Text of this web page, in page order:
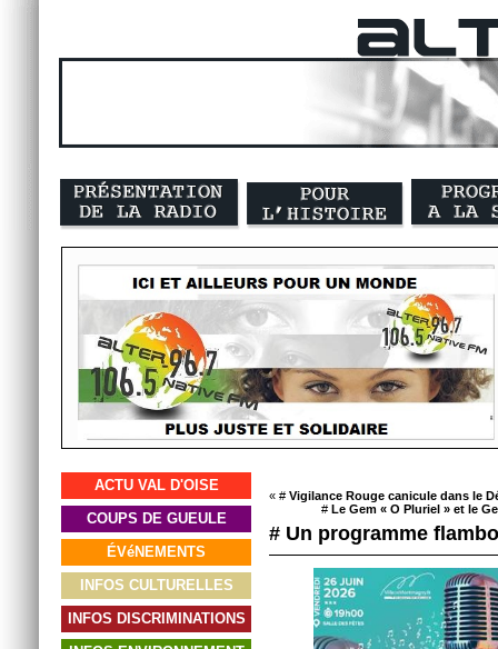
ACTU VAL D'OISE
COUPS DE GUEULE
ÉVéNEMENTS
INFOS CULTURELLES
INFOS DISCRIMINATIONS
« # Vigilance Rouge canicule dans le
# Le Gem « O Pluriel » et le
# Un programme